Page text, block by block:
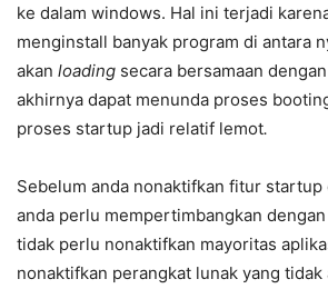
ke dalam windows. Hal ini terjadi
menginstall banyak program di antara
akan loading secara bersamaan
akhirnya dapat menunda proses
proses startup jadi relatif lemot.
Sebelum anda nonaktifkan fitur startup
anda perlu mempertimbangkan
tidak perlu nonaktifkan mayoritas
nonaktifkan perangkat lunak yang tidak